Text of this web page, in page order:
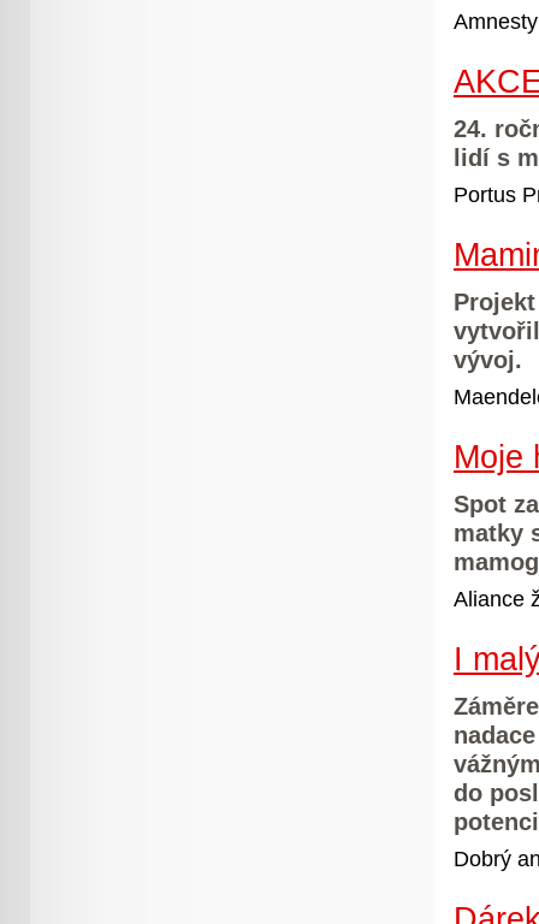
24.
lidí s
Portus
vývoj.
Moje
Spot
matky
Aliance
I
do
Dobrý